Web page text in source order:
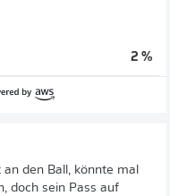
2 %
den Ball, könnte mal
doch sein Pass auf